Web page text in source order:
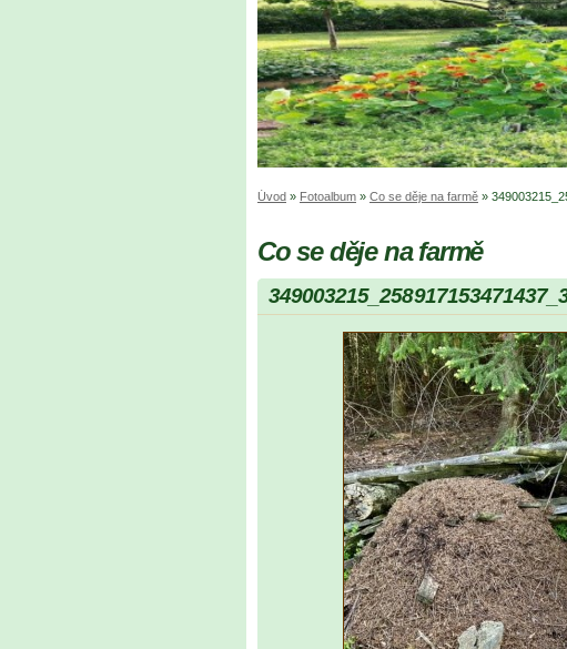
Úvod » Fotoalbum » Co se děje na farmě »
Co se děje na farmě